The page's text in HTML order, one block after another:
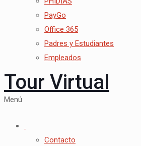
PayGo
Office 365
Padres y Estudiantes
Empleados
Tour Virtual
Menú
.
Contacto